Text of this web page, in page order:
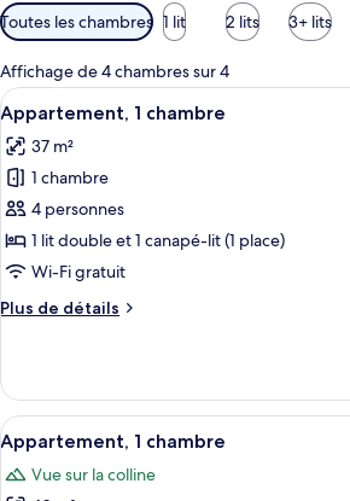
Filtres
disponibles
pour
les
chambres
Toutes les chambres 1 lit 2 lits 3+ lits
Affichage de 4 chambres sur 4
Afficher
toutes
les
photos
pour
ce
type
chambre :
chambre
Un lit
9
Appartement, 1 chambre
37 m²
1 chambre
4 personnes
1 lit double et 1 canapé-lit (1 place)
Wi-Fi gratuit
Plus de détails
Plus
le
type
de
chambre
Appartement,
Afficher
toutes
les
Une
12
Appartement, 1 chambre
Vue sur la colline